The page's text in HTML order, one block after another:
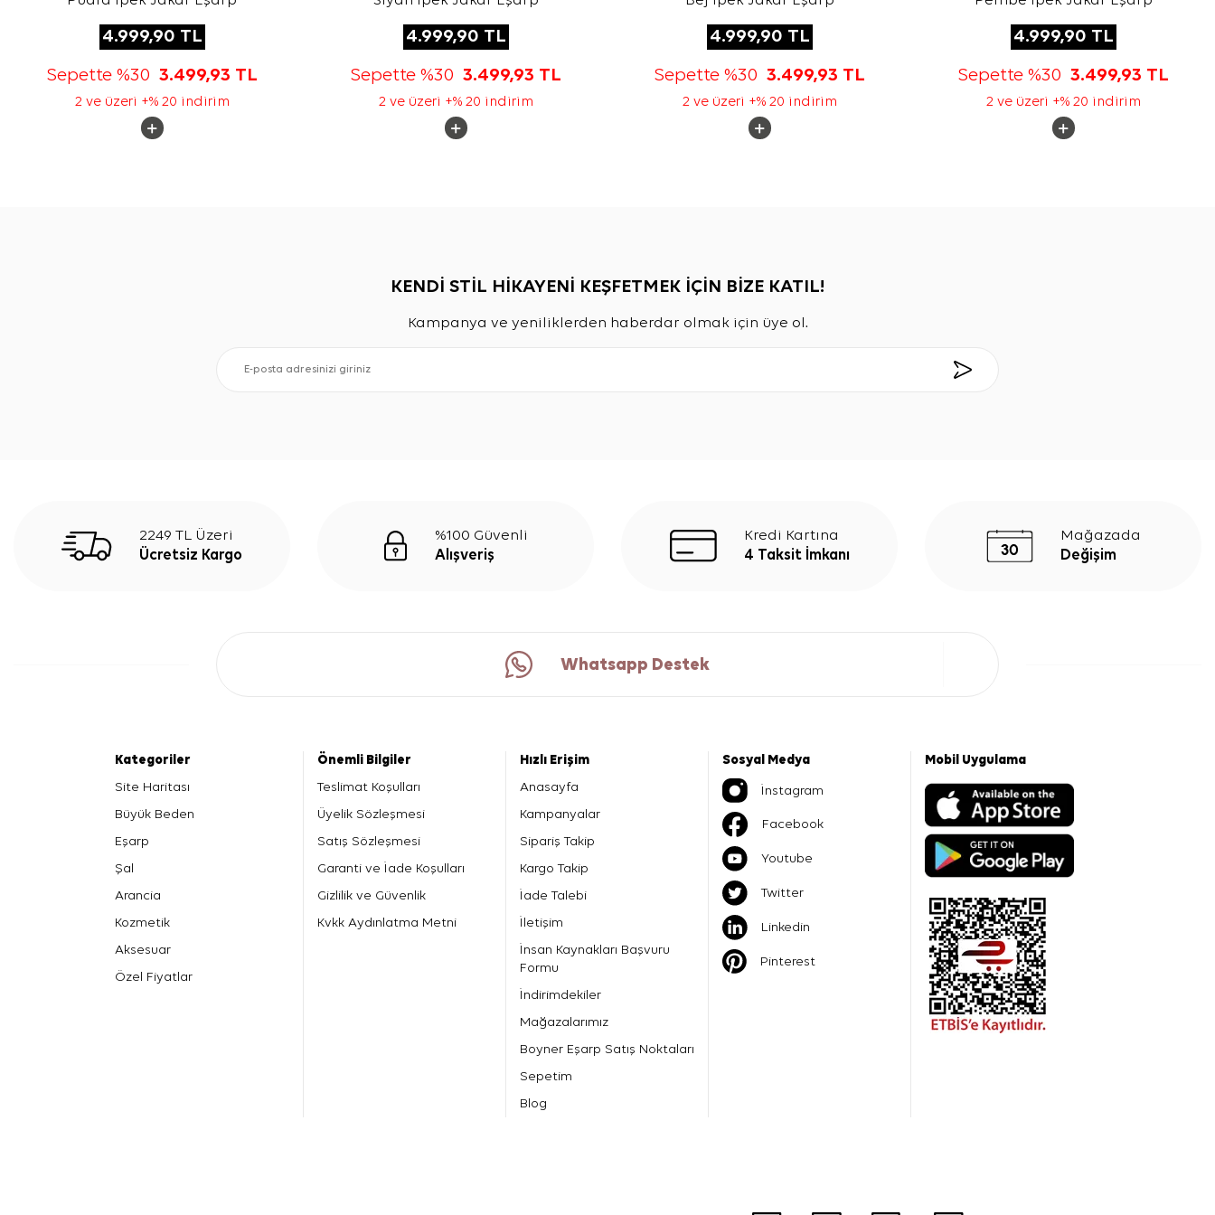
4.999,90 TL
Sepette %30 3.499,93 TL
2 ve üzeri +% 20 indirim
4.999,90 TL
Sepette %30 3.499,93 TL
2 ve üzeri +% 20 indirim
4.999,90 TL
Sepette %30 3.499,93 TL
2 ve üzeri +% 20 indirim
4.999,90 TL
Sepette %30 3.499,93 TL
2 ve üzeri +% 20 indirim
KENDİ STİL HİKAYENİ KEŞFETMEK İÇİN BİZE KATIL!
Kampanya ve yeniliklerden haberdar olmak için üye ol.
2249 TL Üzeri
Ücretsiz Kargo
%100 Güvenli
Alışveriş
Kredi Kartına
4 Taksit İmkanı
Mağazada
Değişim
Whatsapp Destek
Kategoriler
Site Haritası
Büyük Beden
Eşarp
Şal
Arancia
Kozmetik
Aksesuar
Özel Fiyatlar
Önemli Bilgiler
Teslimat Koşulları
Üyelik Sözleşmesi
Satış Sözleşmesi
Garanti ve İade Koşulları
Gizlilik ve Güvenlik
Kvkk Aydınlatma Metni
Hızlı Erişim
Anasayfa
Kampanyalar
Sipariş Takip
Kargo Takip
İade Talebi
İletişim
İnsan Kaynakları Başvuru
Formu
İndirimdekiler
Mağazalarımız
Boyner Eşarp Satış Noktaları
Sepetim
Blog
Sosyal Medya
İnstagram
Facebook
Youtube
Twitter
Linkedin
Pinterest
Mobil Uygulama